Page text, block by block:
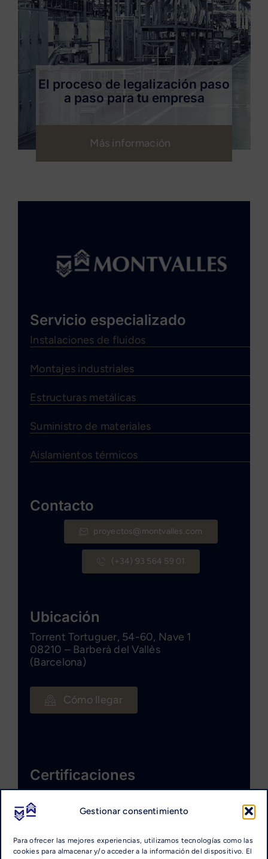
Gestionar consentimiento
Para ofrecer las mejores experiencias, utilizamos tecnologías como las
cookies para almacenar y/o acceder a la información del dispositivo. El
El proceso de legalización paso
a paso para tu empresa
Más información
Servicio especializado
Instalaciones de fluidos
Montajes industriales
Estructuras metálicas
Suministro de materiales
Aislamientos térmicos
Contacto
proyectos@montvalles.com
(+34) 93 564 59 01
Ubicación
Torrent Tortuguer, 54-60, Nave 1
08210 – Barberà del Vallès
(Barcelona)
Cómo llegar
Certificaciones